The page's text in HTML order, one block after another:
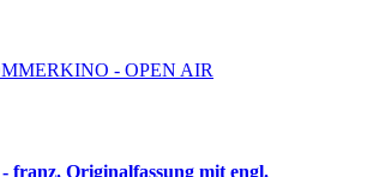
- OPEN AIR
Originalfassung mit engl.